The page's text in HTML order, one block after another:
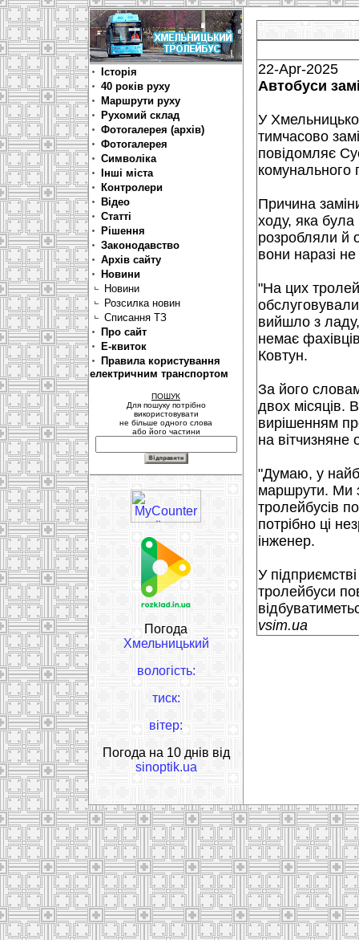
Історія
40 років руху
Маршрути руху
Рухомий склад
Фотогалерея (архів)
Фотогалерея
Символіка
Інші міста
Контролери
Відео
Статті
Рішення
Законодавство
Архів сайту
Новини
Новини
Розсилка новин
Списання ТЗ
Про сайт
Е-квиток
Правила користування
електричним транспортом
ПОШУК
Для пошуку потрібно
використовувати
не більше одного слова
або його частини
Погода
Хмельницький
вологість:
тиск:
вітер:
Погода на 10 днів від
sinoptik.ua
22-Apr-2025
Автобуси
У
тимчасово
повідомляє
комунального
Причина
ходу, яка
розробляли й
вони наразі
"На цих
вийшло з ладу,
немає
Ковтун.
За його
двох місяців.
вирішенням
на вітчизняне
"Думаю, у
маршрути. Ми
тролейбусів
потрібно ці
інженер.
У
тролейбуси
vsim.ua